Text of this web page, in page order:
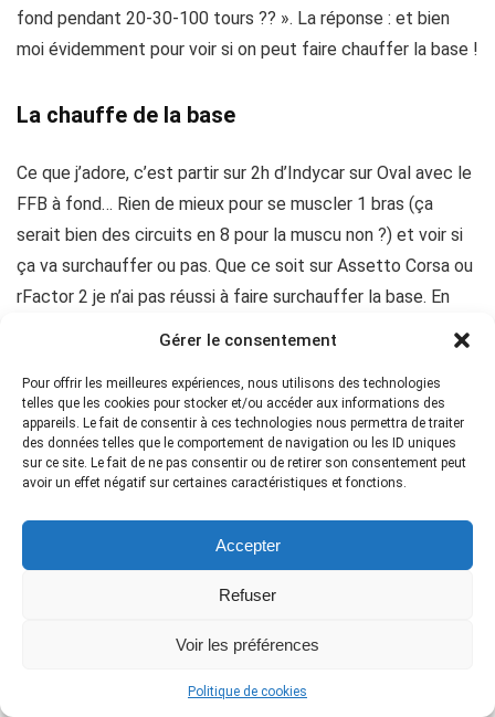
Gérer le consentement
Pour offrir les meilleures expériences, nous utilisons des technologies
telles que les cookies pour stocker et/ou accéder aux informations des
appareils. Le fait de consentir à ces technologies nous permettra de traiter
des données telles que le comportement de navigation ou les ID uniques
sur ce site. Le fait de ne pas consentir ou de retirer son consentement peut
avoir un effet négatif sur certaines caractéristiques et fonctions.
Accepter
Refuser
Voir les préférences
Politique de cookies
fond pendant 20-30-100 tours ?? ». La réponse : et bien
moi évidemment pour voir si on peut faire chauffer la base !
La chauffe de la base
Ce que j’adore, c’est partir sur 2h d’Indycar sur Oval avec le
FFB à fond… Rien de mieux pour se muscler 1 bras (ça
serait bien des circuits en 8 pour la muscu non ?) et voir si
ça va surchauffer ou pas. Que ce soit sur Assetto Corsa ou
rFactor 2 je n’ai pas réussi à faire surchauffer la base. En
tous cas pas assez pour avoir des chutes de puissance ou
m’étonne pas trop étant donné que le moteur est
clairement très loin de ses limites à 12Nm si on se souvient
qu’il est capable de développer 18Nm dans la base Forte.
Sur le Forte j’avais vu des commentaires d’autres
utilisateurs qui avaient constaté de la chauffe. D’après André
même pas eu de souci, j’imagine que ça vient des réglages
surchauffes du Simagic Alpha il y a quelques années).